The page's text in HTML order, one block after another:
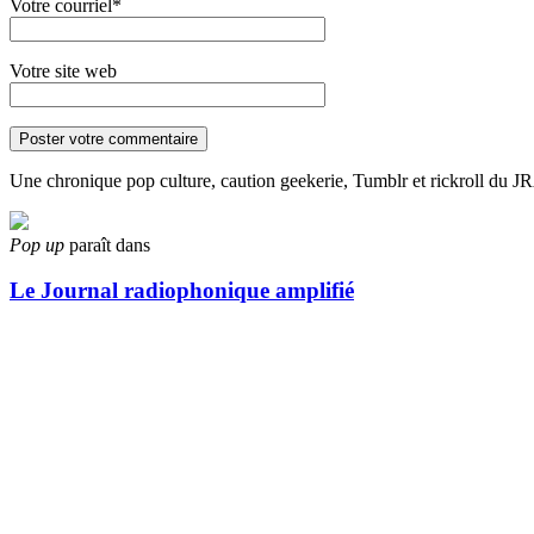
Votre courriel*
Votre site web
Une chronique pop culture, caution geekerie, Tumblr et rickroll du
Pop up paraît dans
Le Journal radiophonique amplifié